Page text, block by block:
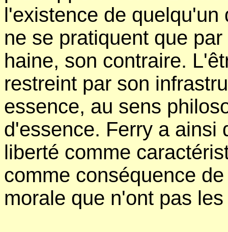
l'existence de
ne se pratiquent que
haine, son contraire.
restreint par son
essence, au sens
d'essence. Ferry a ainsi
liberté comme
comme conséquence
morale que n'ont pas